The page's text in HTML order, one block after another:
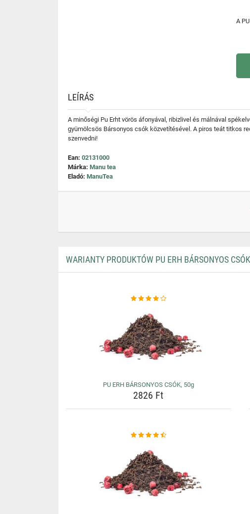
A
LEÍRÁS
A minőségi Pu Erht vörös áfonyával, ribizlivel és málnával
gyümölcsös Bársonyos csók közvetítésével. A piros teát titkos
szenvedni!
Ean: 02131000
Márka: Manu tea
Eladó: ManuTea
WARIANTY PRODUKTÓW PU ERH BÁRSONYOS
PU ERH BÁRSONYOS CSÓK, 50g
2826 Ft